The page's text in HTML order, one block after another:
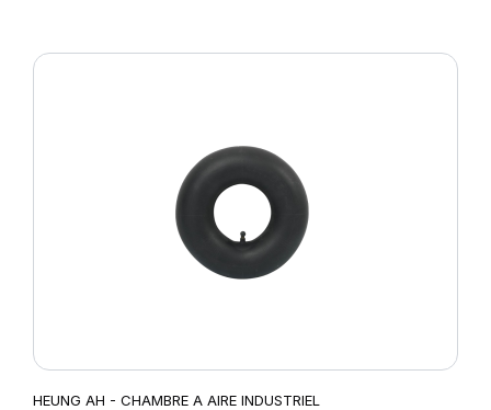
HEUNG AH - CHAMBRE A AIRE INDUSTRIEL